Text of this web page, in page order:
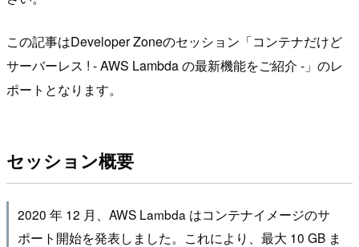
この記事はDeveloper Zoneのセッション「コンテナだけど
サーバーレス ! - AWS Lambda の最新機能をご紹介 -」のレ
ポートとなります。
セッション概要
2020 年 12 月、AWS Lambda はコンテナイメージのサ
ポート開始を発表しました。これにより、最大 10 GB ま